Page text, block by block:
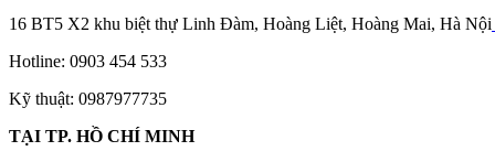
16 BT5 X2 khu biệt thự Linh Đàm, Hoàng Liệt, Hoàng Mai, Hà Nội
Hotline: 0903 454 533
Kỹ thuật: 0987977735
TẠI TP. HỒ CHÍ MINH